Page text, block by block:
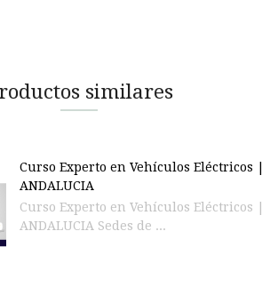
similares
Curso Experto en Vehículos Eléctricos |
ANDALUCIA
Curso Experto en Vehículos Eléctricos |
ANDALUCIA Sedes de ...